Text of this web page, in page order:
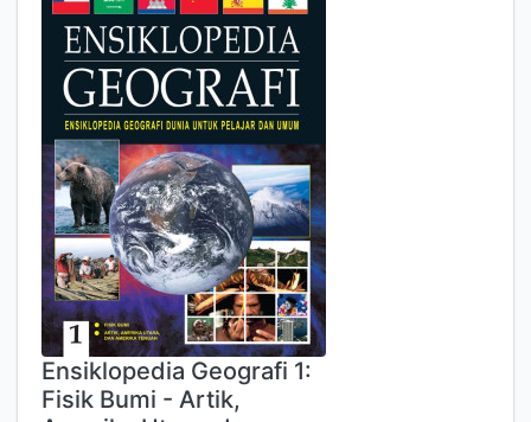
Ensiklopedia Geografi 1:
Fisik Bumi - Artik,